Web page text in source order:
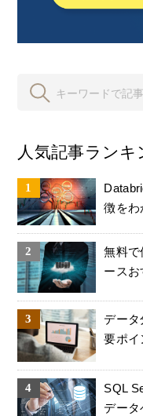
人気記事ランキ
徴をわ
無料で
ースお
デー
要ポイ
SQL
データ